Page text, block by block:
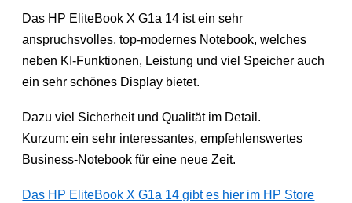
Das HP EliteBook X G1a 14 ist ein sehr
anspruchsvolles, top-modernes Notebook, welches
neben KI-Funktionen, Leistung und viel Speicher auch
ein sehr schönes Display bietet.
Dazu viel Sicherheit und Qualität im Detail.
Kurzum: ein sehr interessantes, empfehlenswertes
Business-Notebook für eine neue Zeit.
Das HP EliteBook X G1a 14 gibt es hier im HP Store